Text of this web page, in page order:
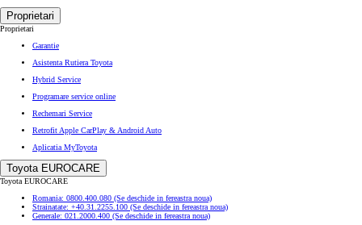
Proprietari
Proprietari
Garantie
Asistenta Rutiera Toyota
Hybrid Service
Programare service online
Rechemari Service
Retrofit Apple CarPlay & Android Auto
Aplicatia MyToyota
Toyota EUROCARE
Toyota EUROCARE
Romania: 0800.400.080 (Se deschide in fereastra noua)
Strainatate: +40.31.2255.100 (Se deschide in fereastra noua)
Generale: 021.2000.400 (Se deschide in fereastra noua)